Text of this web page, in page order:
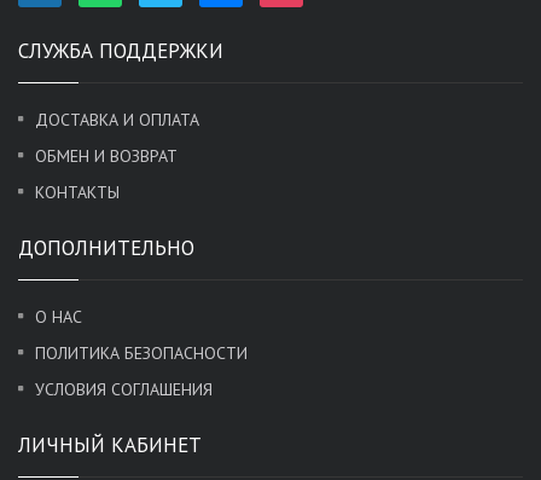
СЛУЖБА ПОДДЕРЖКИ
ДОСТАВКА И ОПЛАТА
ОБМЕН И ВОЗВРАТ
КОНТАКТЫ
ДОПОЛНИТЕЛЬНО
О НАС
ПОЛИТИКА БЕЗОПАСНОСТИ
УСЛОВИЯ СОГЛАШЕНИЯ
ЛИЧНЫЙ КАБИНЕТ